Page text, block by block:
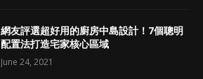
網友評選超好用的廚房中島設計！7個聰明
配置法打造宅家核心區域
June 24, 2021